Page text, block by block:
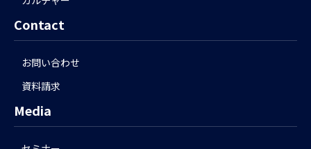
Contact
お問い合わせ
資料請求
Media